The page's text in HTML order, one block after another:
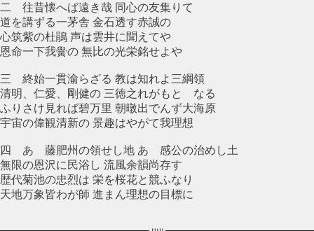
二 往昔懐へば遠き哉 同心の友集りて
道を講ずる一茅舎 金石透す赤誠の
心筑紫の杜鵑 声は雲井に聞えてや
恩命一下我黌の 無比の光栄銘せよや
三 終始一貫渝らざる 教は知れよ三綱領
清明、仁愛、剛健の 三徳之れがもとゝなる
ふりさけ見れば碧万里 朝暾出でんず大海原
宇宙の偉観清新の 景趣はやがて我理想
四 あゝ藤肥州の領せし地 あゝ感公の治めし土
無限の恩沢に民浴し 流風余韻尚存す
歴代菊池の忠烈は 栄を桜花と競ふなり
天地万象皆わが師 進まん理想の目標に